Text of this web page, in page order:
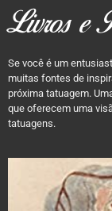
Livros e
Se você é um
muitas fontes de
próxima tatuagem.
que oferecem uma
tatuagens.